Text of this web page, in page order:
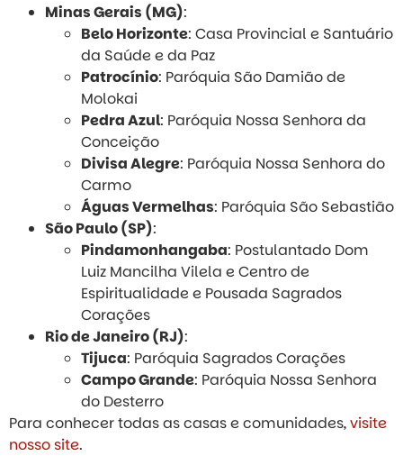
Minas Gerais (MG):
Belo Horizonte: Casa Provincial e Santuário
da Saúde e da Paz
Patrocínio: Paróquia São Damião de
Molokai
Pedra Azul: Paróquia Nossa Senhora da
Conceição
Divisa Alegre: Paróquia Nossa Senhora do
Carmo
Águas Vermelhas: Paróquia São Sebastião
São Paulo (SP):
Pindamonhangaba: Postulantado Dom
Luiz Mancilha Vilela e Centro de
Espiritualidade e Pousada Sagrados
Corações​
Rio de Janeiro (RJ):
Tijuca: Paróquia Sagrados Corações
Campo Grande: Paróquia Nossa Senhora
do Desterro​
Para conhecer todas as casas e comunidades,visite
nosso site.